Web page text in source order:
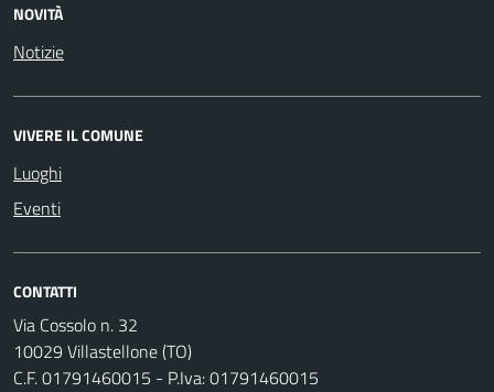
NOVITÀ
Notizie
VIVERE IL COMUNE
Luoghi
Eventi
CONTATTI
Via Cossolo n. 32
10029 Villastellone (TO)
C.F. 01791460015 - P.Iva: 01791460015